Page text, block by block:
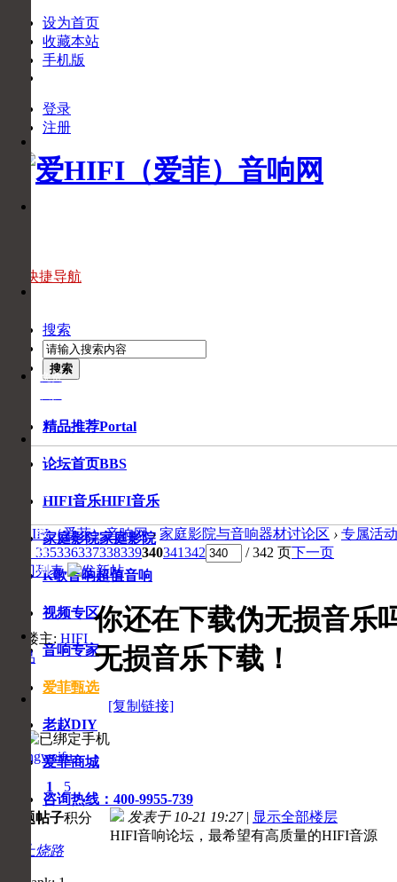
下
APP
官
条
免费
响
家
线
咨
询
收
藏
收
藏
本
页
设为首页
收藏本站
手机版
登录
注册
快捷导航
搜索
搜索
精品推荐Portal
论坛首页BBS
HIFI音乐HIFI音乐
家庭影院家庭影院
K歌音响超值音响
视频专区
音响专家
爱菲甄选
老赵DIY
爱菲商城
咨询热线：400-9955-739
爱HIFI（爱菲）音响网 › 家庭影院与音响器材讨论区 › 专属活动
335336337338339340341342 / 342 页下一页
返回列表
楼主: HIFI
商品
你还在下载伪无损音乐
无损音乐下载！
[复制链接]
zhangweifu
主题
1
帖子
5
积分
初上烧路
发表于 10-21 19:27 | 显示全部楼层
HIFI音响论坛，最希望有高质量的HIFI音源